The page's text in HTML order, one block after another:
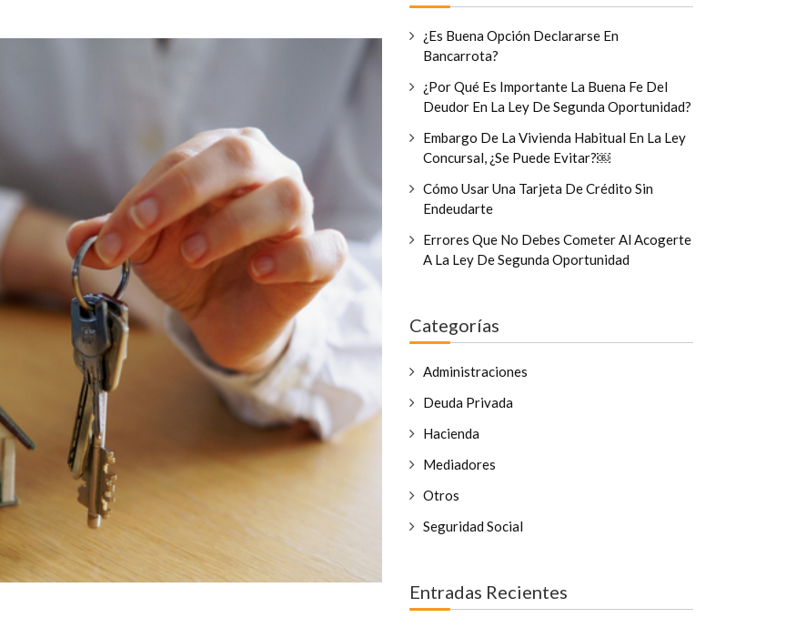
fe del deudor en la Ley de Segunda Oportunidad?
la Ley Concursal, ¿se puede evitar?￼
¿Es Buena Opción Declararse En
Bancarrota?
¿Por Qué Es Importante La Buena Fe Del
Deudor En La Ley De Segunda Oportunidad?
Embargo De La Vivienda Habitual En La Ley
Concursal, ¿se Puede Evitar?￼
Cómo Usar Una Tarjeta De Crédito Sin
Endeudarte
Errores Que No Debes Cometer Al Acogerte
A La Ley De Segunda Oportunidad
Categorías
Administraciones
Deuda Privada
Hacienda
Mediadores
Otros
Seguridad Social
Entradas Recientes